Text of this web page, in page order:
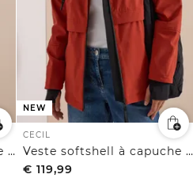
Veste softshell à capuche amovible
NEW
CECIL
Veste softshell à capuche amovible
€ 119,99